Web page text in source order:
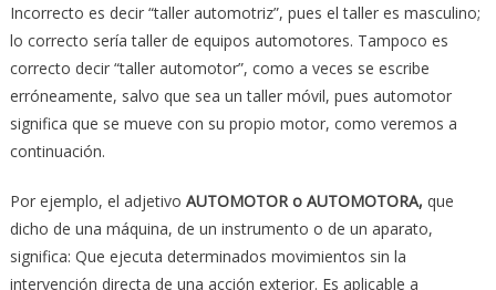
Incorrecto es decir “taller automotriz”, pues el taller es masculino;
lo correcto sería taller de equipos automotores. Tampoco es
correcto decir “taller automotor”, como a veces se escribe
erróneamente, salvo que sea un taller móvil, pues automotor
significa que se mueve con su propio motor, como veremos a
continuación.
Por ejemplo, el adjetivo AUTOMOTOR o AUTOMOTORA, que
dicho de una máquina, de un instrumento o de un aparato,
significa: Que ejecuta determinados movimientos sin la
intervención directa de una acción exterior. Es aplicable a